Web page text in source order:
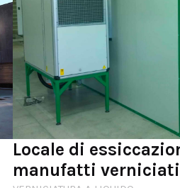
Locale di
manufatti verniciati